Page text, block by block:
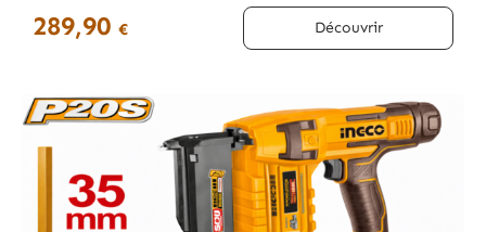
289,90 € Découvrir